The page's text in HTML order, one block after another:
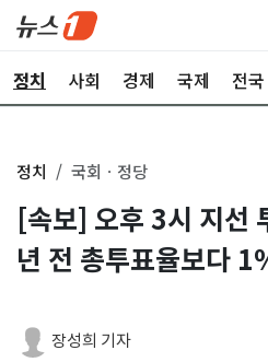
정치 사회 경제 국제 전국
정치 국회ㆍ정당
[속보] 오후 3시 지
년 전 총투표율보다
장성희 기자